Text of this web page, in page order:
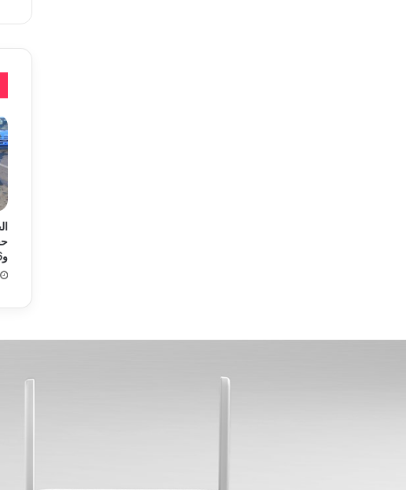
و65416 من الأقراص المهلوسة